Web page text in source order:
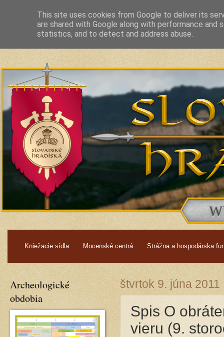
Slavic Hillforts and Fortified Settlements in Slovakia and related
Kniežacie sídla
Mocenské centrá Strážna a hospodárska
štvrtok 9. júna 2011
Spis O
vieru (9.
Archeologické
obdobia
This site uses cookies from Google to deliver its
are shared with Google along with performance
statistics, and to detect and address abuse.